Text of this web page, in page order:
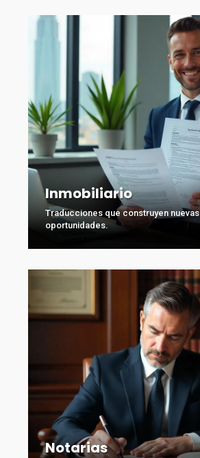
Inmobiliario
Traducciones que construyen nuevas
oportunidades.
Notarias